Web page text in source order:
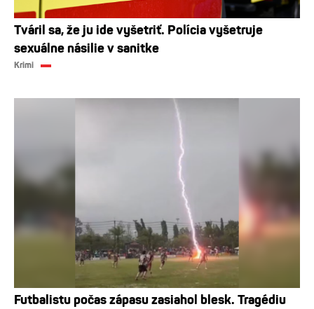
Tváril sa, že ju ide vyšetriť. Polícia vyšetruje
sexuálne násilie v sanitke
Krimi
Futbalistu počas zápasu zasiahol blesk. Tragédiu